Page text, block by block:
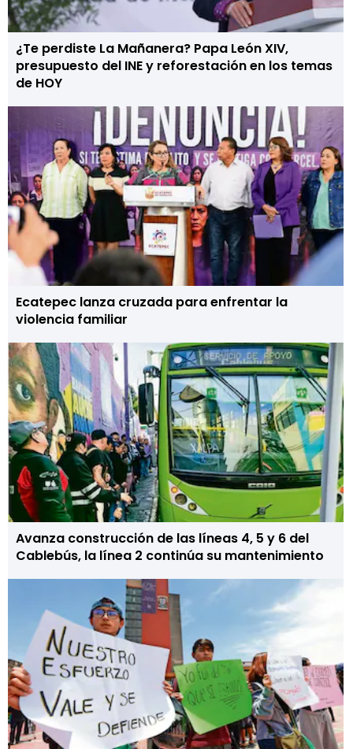
¿Te perdiste La Mañanera? Papa León XIV,
presupuesto del INE y reforestación en los temas
de HOY
Ecatepec lanza cruzada para enfrentar la
violencia familiar
Avanza construcción de las líneas 4, 5 y 6 del
Cablebús, la línea 2 continúa su mantenimiento